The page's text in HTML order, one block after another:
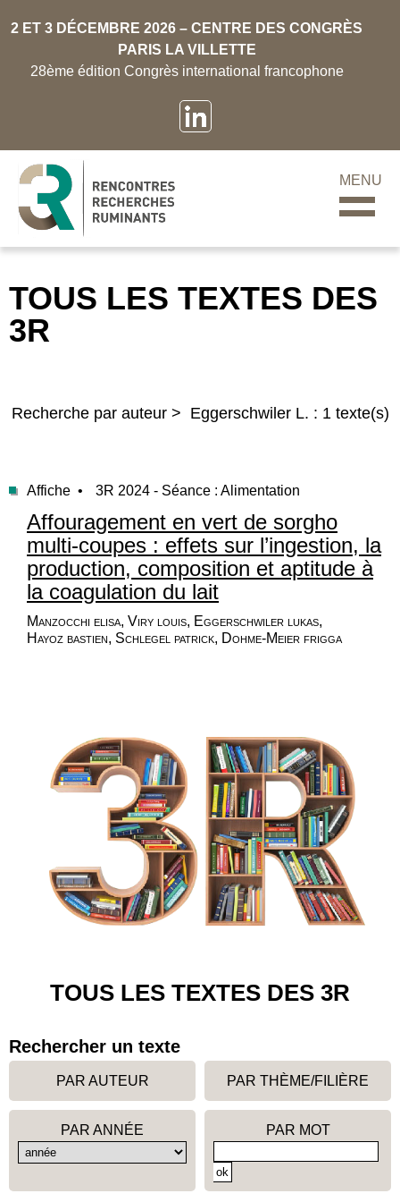
2 ET 3 DÉCEMBRE 2026 – CENTRE DES CONGRÈS
PARIS LA VILLETTE
28ème édition Congrès international francophone
MENU
TOUS LES TEXTES DES
3R
Recherche par auteur > Eggerschwiler L. : 1 texte(s)
Affiche • 3R 2024 - Séance : Alimentation
Affouragement en vert de sorgho
multi-coupes : effets sur l’ingestion, la
production, composition et aptitude à
la coagulation du lait
Manzocchi elisa, Viry louis, Eggerschwiler lukas,
Hayoz bastien, Schlegel patrick, Dohme-Meier frigga
TOUS LES TEXTES DES 3R
Rechercher un texte
PAR AUTEUR PAR THÈME/FILIÈRE
PAR ANNÉE PAR MOT